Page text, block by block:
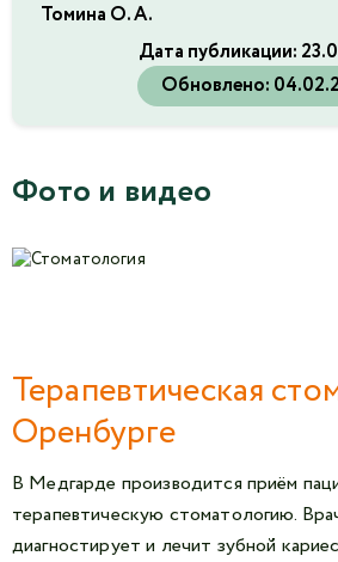
Томина О. А.
Дата публикации:
Обновлено:
Фото и видео
Терапевтическая
Оренбурге
В Медгарде производится приём
терапевтическую стоматологию.
диагностирует и лечит зубной